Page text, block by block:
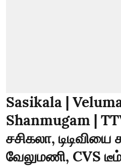
Sasikala |
Shanmugam |
சசிகலா, டிடிவியை
வேலுமணி, CVS